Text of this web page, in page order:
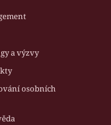
a výzvy
osobních